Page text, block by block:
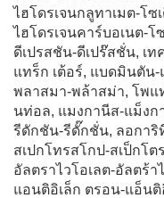
ไฮโดรเจนกลูทาเมต-โซ
ไฮโดรเจนคาร์บอเนต-โ
ดีเปรสชัน-ดีเปร๊สชั่น, เ
แทร็ก เต้อร์, แบดมินตัน
พลาสมา-พล้าสม่า, โพแ
นท่อล, แมงกานีส-แม็งก
รีดักชัน-รีดั๊กชั่น, ลอการิ
สเปกโทรสโกป-สเป็กโ
อัลตราไวโอเลต-อัลตร้
แอนติอิเล็ก ตรอน-แอ็นติ